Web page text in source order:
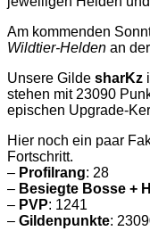
Am kommenden
Wildtier-Helden an
Unsere Gilde sharKz
stehen mit 23090
epischen Upgrade-
Hier noch ein paar
Fortschritt.
– Profilrang: 28
– Besiegte Bosse +
– PVP: 1241
– Gildenpunkte: